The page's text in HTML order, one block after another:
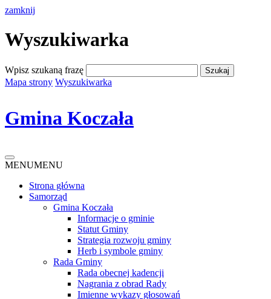
zamknij
Wyszukiwarka
Wpisz szukaną frazę
Mapa strony Wyszukiwarka
Gmina Koczała
MENUMENU
Strona główna
Samorząd
Gmina Koczała
Informacje o gminie
Statut Gminy
Strategia rozwoju gminy
Herb i symbole gminy
Rada Gminy
Rada obecnej kadencji
Nagrania z obrad Rady
Imienne wykazy głosowań